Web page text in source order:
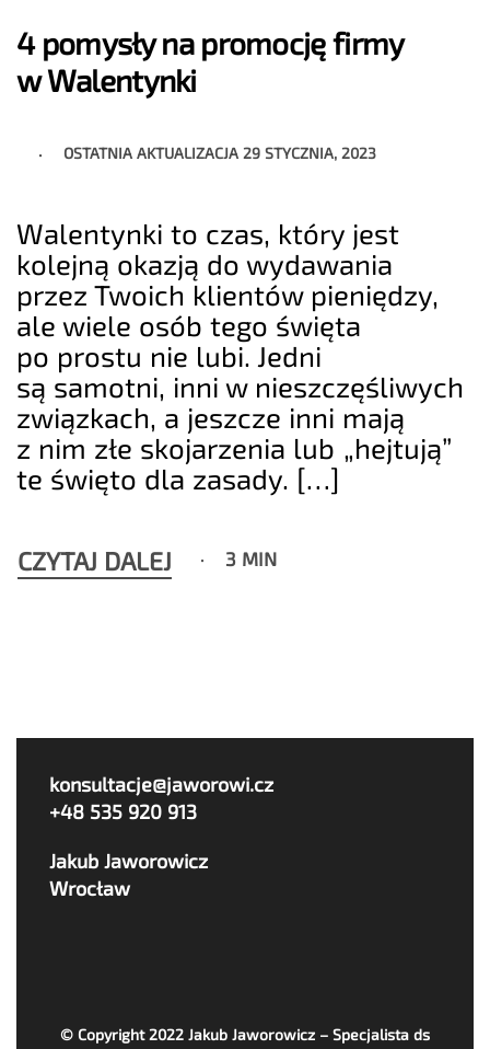
4 pomysły na promocję firmy
w Walentynki
OSTATNIA AKTUALIZACJA29 STYCZNIA, 2023
Walentynki to czas, który jest
kolejną okazją do wydawania
przez Twoich klientów pieniędzy,
ale wiele osób tego święta
po prostu nie lubi. Jedni
są samotni, inni w nieszczęśliwych
związkach, a jeszcze inni mają
z nim złe skojarzenia lub „hejtują”
te święto dla zasady. […]
CZYTAJ DALEJ 3 MIN
konsultacje@jaworowi.cz
+48 535 920 913
Jakub Jaworowicz
Wrocław
© Copyright 2022 Jakub Jaworowicz – Specjalista ds